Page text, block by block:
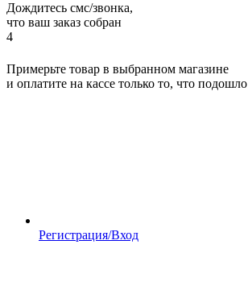
Дождитесь смс/звонка,
что ваш заказ собран
4
Примерьте товар в выбранном магазине
и оплатите на кассе только то, что подошло
Регистрация/Вход